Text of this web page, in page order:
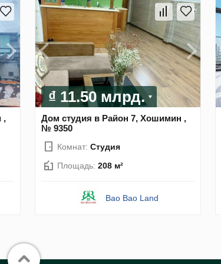
,
₫ 11.50 млрд.
Дом студия в Район 7, Хошимин ,
№ 9350
Комнат: Студия
Площадь: 208 м²
Bao Bao Land